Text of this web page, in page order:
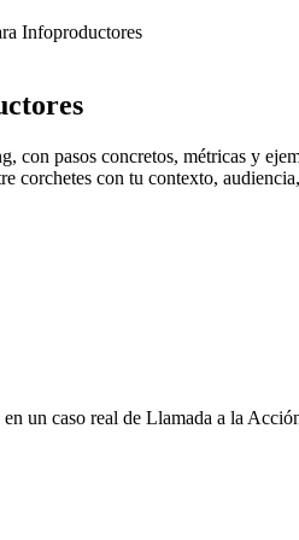
Infoproductores
con pasos concretos, métricas y
corchetes con tu contexto,
un caso real de Llamada a la